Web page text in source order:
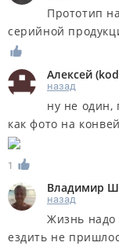
Прототип
серийной
Алексей (
назад
ну не один,
как фото на
1
Владимир
назад
Жизнь надо
ездить не